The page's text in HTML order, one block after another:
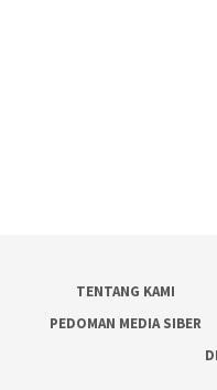
TENTANG KAMI
PEDOMAN MEDIA SIBER